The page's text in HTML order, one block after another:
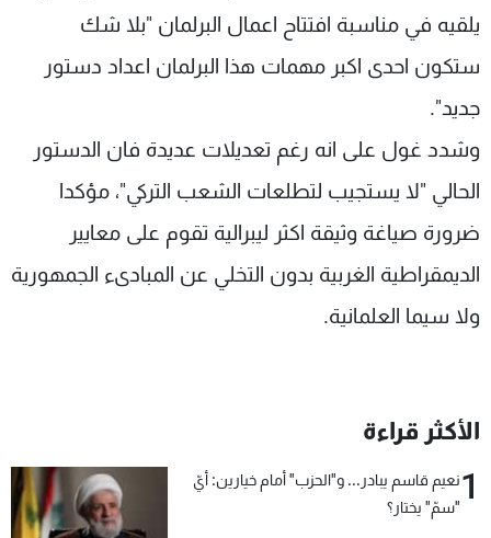
يلقيه في مناسبة افتتاح اعمال البرلمان "بلا شك
ستكون احدى اكبر مهمات هذا البرلمان اعداد دستور
جديد".
وشدد غول على انه رغم تعديلات عديدة فان الدستور
الحالي "لا يستجيب لتطلعات الشعب التركي"، مؤكدا
ضرورة صياغة وثيقة اكثر ليبرالية تقوم على معايير
الديمقراطية الغربية بدون التخلي عن المبادىء الجمهورية
ولا سيما العلمانية.
الأكثر قراءة
1نعيم قاسم يبادر... و"الحزب" أمام خيارين: أيّ
"سمّ" يختار؟
البرامج
جدول البرامج
شاهد البرامج
عن MTV
الإنـتـاج
لاعلاناتكم
وظائف
تواصل معنا
شروط الإسـتخدام